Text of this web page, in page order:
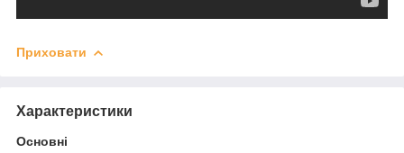
Приховати
Характеристики
Основні